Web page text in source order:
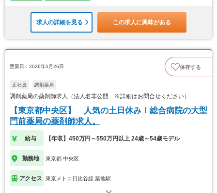
求人の詳細を見る この求人に興味がある
更新日：2026年5月26日 保存する
正社員 調剤薬局
調剤薬局の薬剤師求人（法人名非公開 ※詳細はお問合せください）
【東京都中央区】 人気の土日休み！総合病院の大型
門前薬局の薬剤師求人。
給与 【年収】450万円～550万円以上 24歳～54歳モデル
勤務地 東京都 中央区
アクセス 東京メトロ日比谷線 築地駅